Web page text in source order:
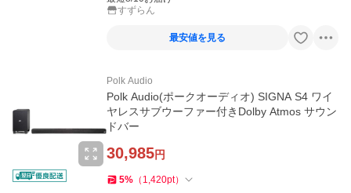
すずらん
最安値を見る
Polk Audio
Polk Audio(ポークオーディオ) SIGNA S4 ワイ
ヤレスサブウーファー付きDolby Atmos サウン
ドバー
30,985円
5% （ 1,420pt）